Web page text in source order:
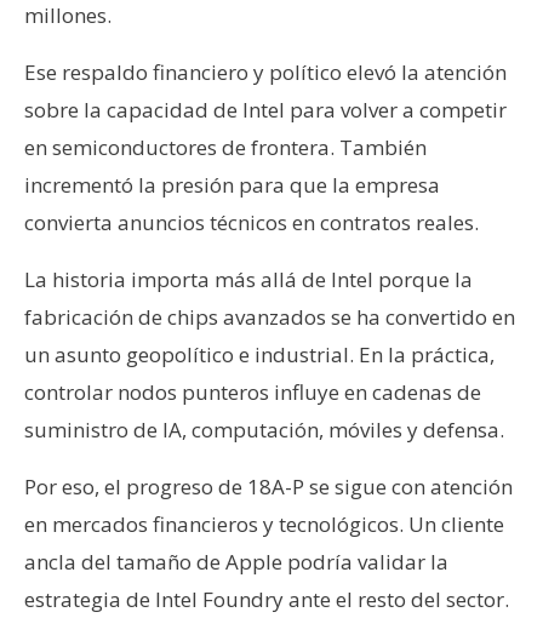
millones.
Ese respaldo financiero y político elevó la atención
sobre la capacidad de Intel para volver a competir
en semiconductores de frontera. También
incrementó la presión para que la empresa
convierta anuncios técnicos en contratos reales.
La historia importa más allá de Intel porque la
fabricación de chips avanzados se ha convertido en
un asunto geopolítico e industrial. En la práctica,
controlar nodos punteros influye en cadenas de
suministro de IA, computación, móviles y defensa.
Por eso, el progreso de 18A-P se sigue con atención
en mercados financieros y tecnológicos. Un cliente
ancla del tamaño de Apple podría validar la
estrategia de Intel Foundry ante el resto del sector.